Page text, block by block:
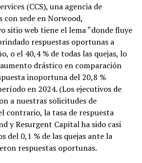
(CCS), una agencia de
con sede en Norwood,
sitio web tiene el lema “donde fluye
respuestas oportunas a
o el 40,4 % de todas las quejas, lo
drástico en comparación
inoportuna del 20,8 %
en 2024. (Los ejecutivos de
a nuestras solicitudes de
contrario, la tasa de respuesta
y Resurgent Capital ha sido casi
del 0,1 % de las quejas ante la
respuestas oportunas.